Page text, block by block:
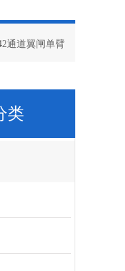
通道翼闸单臂
类